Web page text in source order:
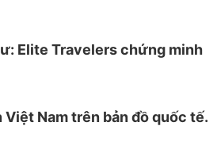
Elite Travelers chứng minh
Nam trên bản đồ quốc tế.